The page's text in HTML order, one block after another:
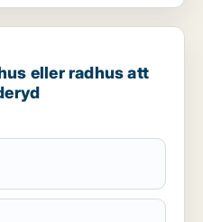
radhus att hyra i Täby eller
eller radhus att